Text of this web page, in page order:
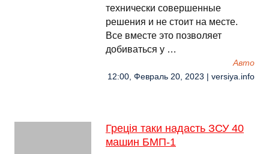
технически совершенные
решения и не стоит на месте.
Все вместе это позволяет
добиваться у …
Авто
12:00, Февраль 20, 2023 | versiya.info
Греція таки надасть ЗСУ 40
машин БМП-1